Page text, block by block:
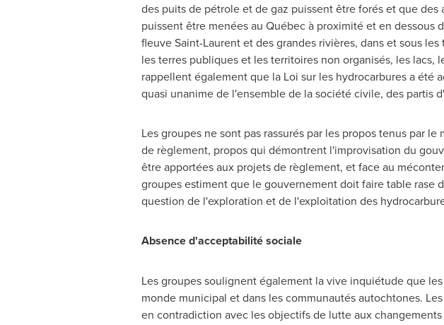
des puits de pétrole et de gaz puissent être forés et que
puissent être menées au Québec à proximité et en dessous
fleuveSaint-Laurentet des grandes rivières, dans et sous
les terres publiques et les territoires non organisés, les
rappellent également que la Loi sur les hydrocarbures a
quasi unanime de l'ensemble de la société civile, des partis
Les groupes ne sont pas rassurés par les propos tenus par le
de règlement, propos qui démontrent l'improvisation du
être apportées aux projets de règlement, et face au
groupes estiment que le gouvernement doit faire table rase
question de l'exploration et de l'exploitation des
Absence d'acceptabilité sociale
Les groupes soulignent également la vive inquiétude que
monde municipal et dans les communautés autochtones.
en contradiction avec les objectifs de lutte aux